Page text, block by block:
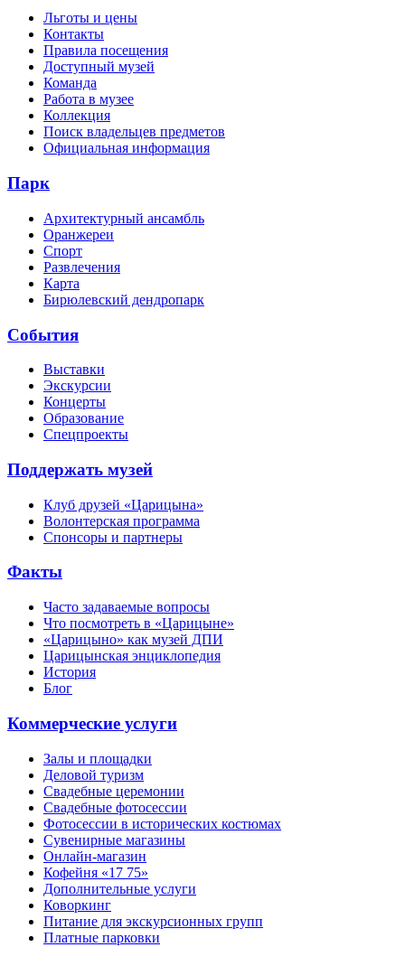
Льготы и цены
Контакты
Правила посещения
Доступный музей
Команда
Работа в музее
Коллекция
Поиск владельцев предметов
Официальная информация
Парк
Архитектурный ансамбль
Оранжереи
Спорт
Развлечения
Карта
Бирюлевский дендропарк
События
Выставки
Экскурсии
Концерты
Образование
Спецпроекты
Поддержать музей
Клуб друзей «Царицына»
Волонтерская программа
Спонсоры и партнеры
Факты
Часто задаваемые вопросы
Что посмотреть в «Царицыне»
«Царицыно» как музей ДПИ
Царицынская энциклопедия
История
Блог
Коммерческие услуги
Залы и площадки
Деловой туризм
Свадебные церемонии
Свадебные фотосессии
Фотосессии в исторических костюмах
Сувенирные магазины
Онлайн-магазин
Кофейня «17 75»
Дополнительные услуги
Коворкинг
Питание для экскурсионных групп
Платные парковки